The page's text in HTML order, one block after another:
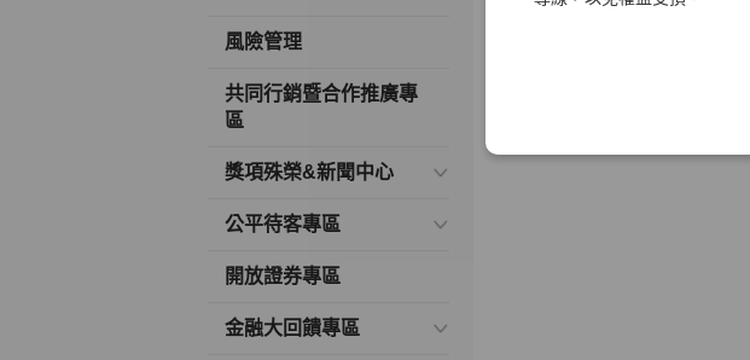
風險管理
共同行銷暨合作推廣專
區
獎項殊榮&新聞中心
公平待客專區
開放證券專區
金融大回饋專區